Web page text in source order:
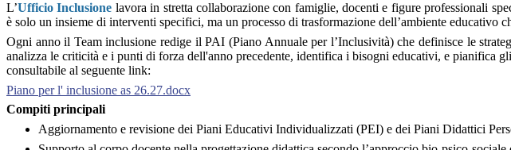
L’Ufficio Inclusione lavora in stretta collaborazione con famiglie, docenti e figure professionali
è solo un insieme di interventi specifici, ma un processo di trasformazione dell’ambiente educativo
Ogni anno il Team inclusione redige il PAI (Piano Annuale per l’Inclusività) che definisce le
analizza le criticità e i punti di forza dell'anno precedente, identifica i bisogni educativi, e pianifica
consultabile al seguente link:
Piano per l' inclusione as 26.27.docx
Compiti principali
Aggiornamento e revisione dei Piani Educativi Individualizzati (PEI) e dei Piani Didattici